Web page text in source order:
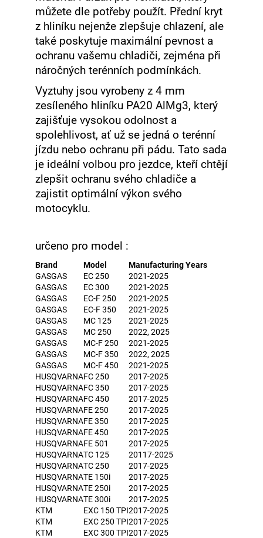
můžete dle potřeby použít. Přední kryt
z hliníku nejenže zlepšuje chlazení, ale
také poskytuje maximální pevnost a
ochranu vašemu chladiči, zejména při
náročných terénních podmínkách.
Vyztuhy jsou vyrobeny z 4 mm
zesíleného hliníku PA20 AlMg3, který
zajišťuje vysokou odolnost a
spolehlivost, ať už se jedná o terénní
jízdu nebo ochranu při pádu. Tato sada
je ideální volbou pro jezdce, kteří chtějí
zlepšit ochranu svého chladiče a
zajistit optimální výkon svého
motocyklu.
určeno pro model :
Brand Model
Manufacturing Years
GASGAS
EC 250
2021-2025
GASGAS
EC 300
2021-2025
GASGAS
EC-F 250
2021-2025
GASGAS
EC-F 350
2021-2025
GASGAS
MC 125
2021-2025
GASGAS
MC 250
2022, 2025
GASGAS
MC-F 250
2021-2025
GASGAS
MC-F 350
2022, 2025
GASGAS
MC-F 450
2021-2025
HUSQVARNAFC 250
2017-2025
HUSQVARNAFC 350
2017-2025
HUSQVARNAFC 450
2017-2025
HUSQVARNAFE 250
2017-2025
HUSQVARNAFE 350
2017-2025
HUSQVARNAFE 450
2017-2025
HUSQVARNAFE 501
2017-2025
HUSQVARNATC 125
20117-2025
HUSQVARNATC 250
2017-2025
HUSQVARNATE 150i
2017-2025
HUSQVARNATE 250i
2017-2025
HUSQVARNATE 300i
2017-2025
KTM
EXC 150 TPI2017-2025
KTM
EXC 250 TPI2017-2025
KTM
EXC 300 TPI2017-2025